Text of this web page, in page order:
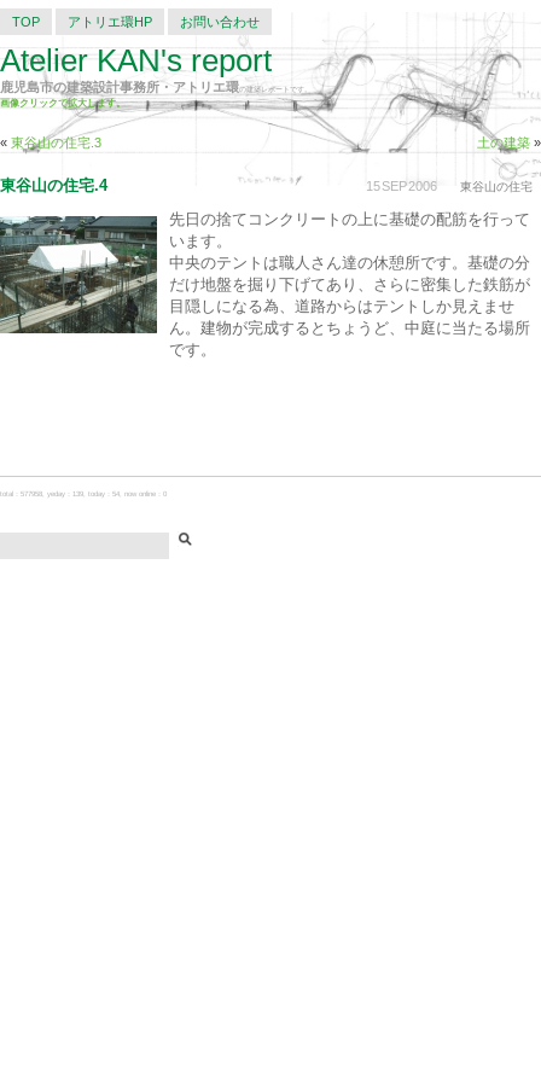
TOP アトリエ環HP お問い合わせ
Atelier KAN's report
鹿児島市の建築設計事務所・アトリエ環の建築レポートです。
画像クリックで拡大します。
« 東谷山の住宅.3 土の建築 »
15SEP2006 東谷山の住宅
東谷山の住宅.4
先日の捨てコンクリートの上に基礎の配筋を行って
います。
中央のテントは職人さん達の休憩所です。基礎の分
だけ地盤を掘り下げてあり、さらに密集した鉄筋が
目隠しになる為、道路からはテントしか見えませ
ん。建物が完成するとちょうど、中庭に当たる場所
です。
total：577958, yeday：139, today：54, now online：0